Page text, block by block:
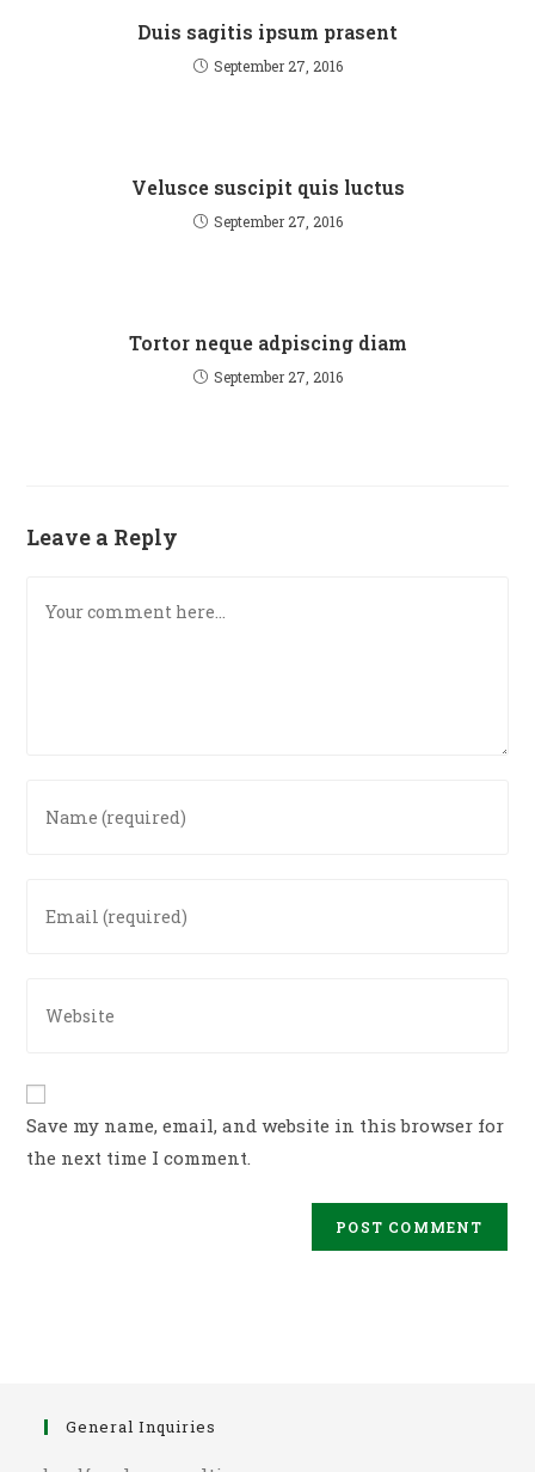
Duis sagitis ipsum prasent
September 27, 2016
Velusce suscipit quis luctus
September 27, 2016
Tortor neque adpiscing diam
September 27, 2016
Leave a Reply
your
username
your
your
URL
(optional)
Save my name, email, and website in this browser for
the next time I comment.
General Inquiries